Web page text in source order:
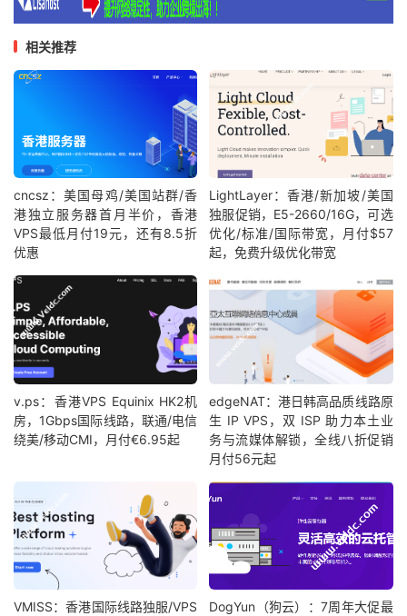
相关推荐
cncsz：美国母鸡/美国站群/香
港独立服务器首月半价，香港
VPS最低月付19元，还有8.5折
优惠
LightLayer：香港/新加坡/美国
独服促销，E5-2660/16G，可选
优化/标准/国际带宽，月付$57
起，免费升级优化带宽
v.ps：香港VPS Equinix HK2机
房，1Gbps国际线路，联通/电信
绕美/移动CMI，月付€6.95起
edgeNAT：港日韩高品质线路原
生 IP VPS，双 ISP 助力本土业
务与流媒体解锁，全线八折促销
月付56元起
VMISS：香港国际线路独服/VPS
DogYun（狗云）：7周年大促最